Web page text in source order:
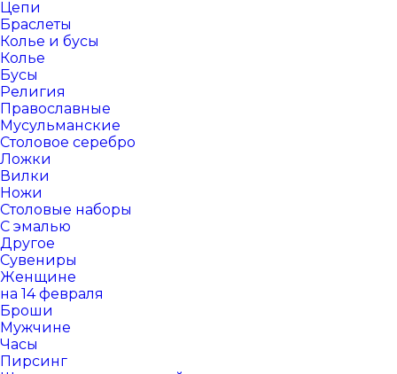
Цепи
Браслеты
Колье и бусы
Колье
Бусы
Религия
Православные
Мусульманские
Столовое серебро
Ложки
Вилки
Ножи
Столовые наборы
С эмалью
Другое
Сувениры
Женщине
на 14 февраля
Броши
Мужчине
Часы
Пирсинг